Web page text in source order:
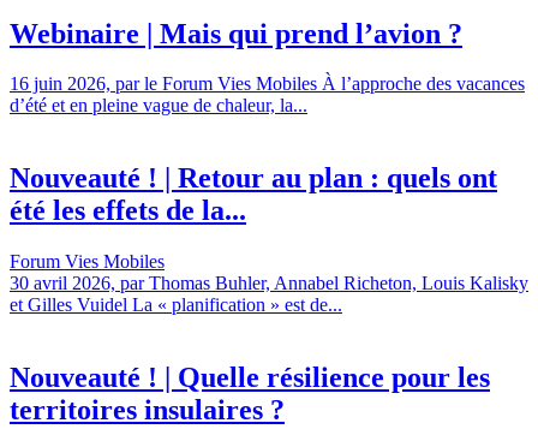
Webinaire | Mais qui prend l’avion ?
16 juin 2026, par le Forum Vies Mobiles À l’approche des vacances
d’été et en pleine vague de chaleur, la...
Nouveauté ! | Retour au plan : quels ont
été les effets de la...
Forum Vies Mobiles
30 avril 2026, par Thomas Buhler, Annabel Richeton, Louis Kalisky
et Gilles Vuidel La « planification » est de...
Nouveauté ! | Quelle résilience pour les
territoires insulaires ?